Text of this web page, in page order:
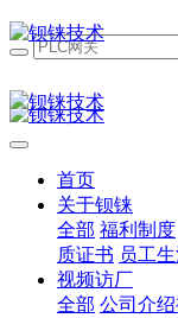
首页
关于钡铼
全部 福利制度
质证书 员工
视频访厂
全部 公司介